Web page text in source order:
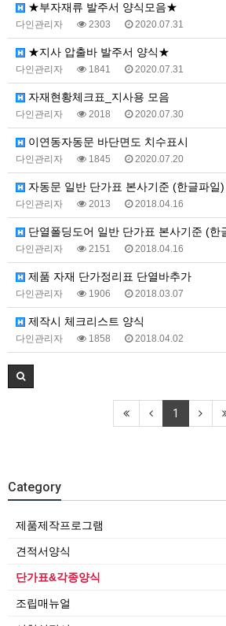
★부자재류 발주서 양식모음★
다인관리자 2303 2020.07.31
★지사 압출바 발주서 양식★
다인관리자 1841 2020.07.31
자재현황체크표_지사용 모음
다인관리자 2018 2020.07.30
이연동자동문 바단면도 치수표시
다인관리자 1845 2020.07.20
자동문 일반 단가표 본사기준 (한글파일)
다인관리자 2013 2018.04.16
단열폴딩도어 일반 단가표 본사기준 (한
다인관리자 2151 2018.04.16
제품 자재 단가정리표 단열바추가
다인관리자 1906 2018.03.07
제작시 체크리스트 양식
다인관리자 1858 2018.04.02
1
Category
제품제작프로그램
견적서양식
단가표&각종양식
조립매뉴얼